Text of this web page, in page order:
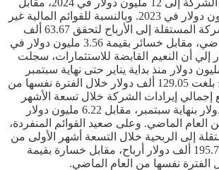
2023. ونمت إيرادات الشركة إلى 12 مليون دولار في 2024، مقابل
إيرادات بلغت 10 مليون دولار في 2023. وبالنسبة للقوائم المالية غير
المجمعة، تحولت الشركة المستقلة إلى الأرباح لتحقق 63.67 ألف
دولار خلال العام الماضي، مقابل خسائر بقيمة 3.56 مليون دولار في
إلي أن النعيم القابضة للاستثمارات، سجلت
ربح بلغ 2.78 مليون دولار منذ بداية يناير حتى نهاية سبتمبر
الماضي، مقابل أرباح بلغت 129.05 ألف دولار خلال الفترة نفسها من
إجمالي إيرادات الشركة خلال تسعة الأشهر
ليسجل 8.91 مليون دولار بنهاية سبتمبر، مقابل 6.22 مليون دولار
العام الماضي. وعلى صعيد القوائم المنفردة،
إلى الربحية خلال التسعة أشهر الأولى من
العام الجاري لتحقق 195.7 ألف دولار أرباح، مقابل خسارة بقيمة